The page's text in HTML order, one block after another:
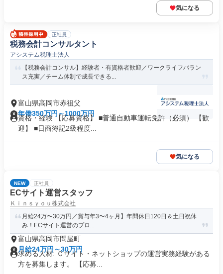
気になる
正社員
税務会計コンサルタント
アシステム税理士法人
【税務会計コンサル】経験者・有資格者歓迎／ワークライフバラン
ス充実／チーム体制で成長できる...
富山県高岡市赤祖父
年俸350万円～1000万円
資格・経験 【応募資格】 ■普通自動車運転免許（必須） 【歓
迎】 ■日商簿記2級程度...
気になる
NEW 正社員
ECサイト運営スタッフ
Ｋｉｎｓｙｏｕ株式会社
月給24万〜30万円／賞与年3〜4ヶ月】年間休日120日＆土日祝休
み！ECサイト運営のプロ...
富山県高岡市問屋町
月給24万円～30万円
求める人材: Ｃサイト・ネットショップの運営実務経験がある
方を募集します。 【応募...